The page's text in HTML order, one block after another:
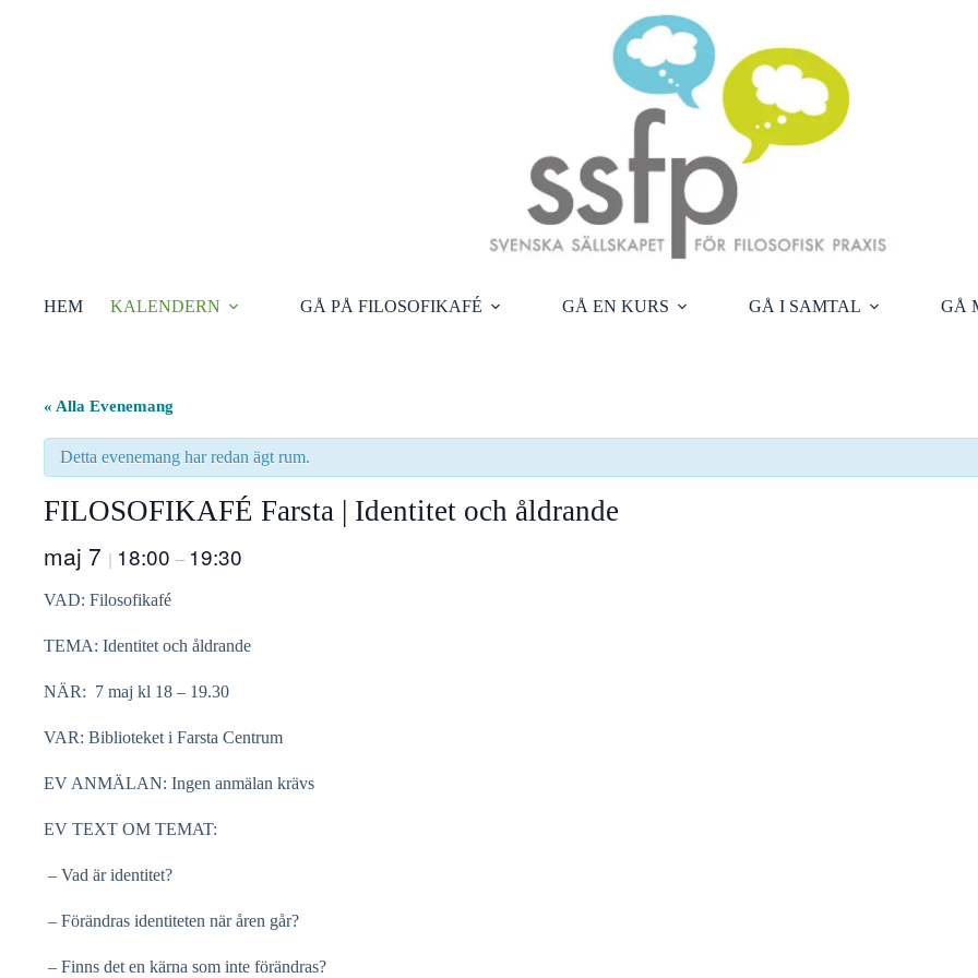
HEM KALENDERN GÅ PÅ FILOSOFIKAFÉ GÅ EN KURS GÅ I SAMTAL GÅ
« Alla Evenemang
Detta evenemang har redan ägt rum.
FILOSOFIKAFÉ Farsta | Identitet och åldrande
maj 7 | 18:00 – 19:30
VAD: Filosofikafé
TEMA: Identitet och åldrande
NÄR: 7 maj kl 18 – 19.30
VAR: Biblioteket i Farsta Centrum
EV ANMÄLAN: Ingen anmälan krävs
EV TEXT OM TEMAT:
– Vad är identitet?
– Förändras identiteten när åren går?
– Finns det en kärna som inte förändras?